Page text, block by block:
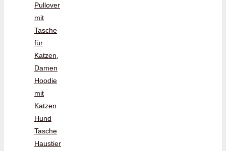
Pullover
mit
Tasche
für
Katzen,
Damen
Hoodie
mit
Katzen
Hund
Tasche
Haustier